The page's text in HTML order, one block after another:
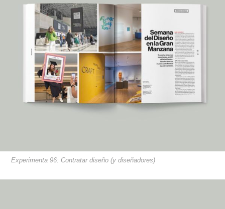
Experimenta 96: Contratar diseño (y diseñadores)